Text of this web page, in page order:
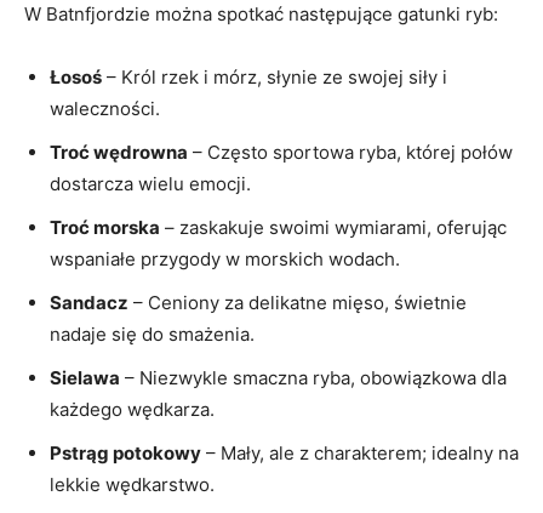
W Batnfjordzie można spotkać następujące gatunki ryb:
Łosoś – Król rzek i mórz, słynie ze swojej siły i
waleczności.
Troć wędrowna – Często sportowa ryba, której połów
dostarcza wielu emocji.
Troć morska – zaskakuje swoimi wymiarami, oferując
wspaniałe przygody w morskich wodach.
Sandacz – Ceniony za delikatne mięso, świetnie
nadaje się do smażenia.
Sielawa – Niezwykle smaczna ryba, obowiązkowa dla
każdego wędkarza.
Pstrąg potokowy – Mały, ale z charakterem; idealny na
lekkie wędkarstwo.